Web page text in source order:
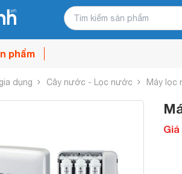
phẩm
dụng Cây nước - Lọc nước Máy lọc
Giá